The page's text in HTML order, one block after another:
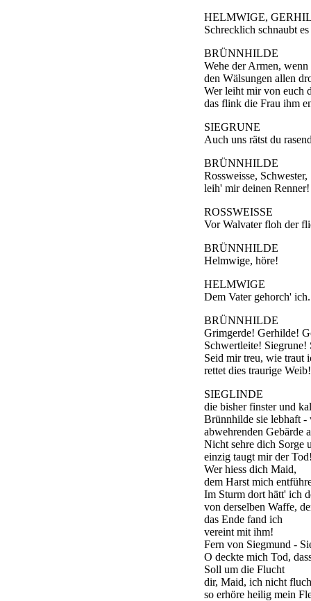
HELMWIGE,
Schrecklich schnaubt
BRÜNNHILDE
Wehe der Armen,
den Wälsungen allen
Wer leiht mir von euch
das flink die Frau ihm
SIEGRUNE
Auch uns rätst du
BRÜNNHILDE
Rossweisse, Schwester,
leih' mir deinen Renner!
ROSSWEISSE
Vor Walvater floh der
BRÜNNHILDE
Helmwige, höre!
HELMWIGE
Dem Vater gehorch' ich.
BRÜNNHILDE
Grimgerde! Gerhilde!
Schwertleite! Siegrune!
Seid mir treu, wie traut
rettet dies traurige Weib!
SIEGLINDE
die bisher finster und
Brünnhilde sie lebhaft -
abwehrenden Gebärde
Nicht sehre dich Sorge
einzig taugt mir der
Wer hiess dich Maid,
dem Harst mich
Im Sturm dort hätt' ich
von derselben Waffe,
das Ende fand ich
vereint mit ihm!
Fern von Siegmund -
O deckte mich Tod,
Soll um die Flucht
dir, Maid, ich nicht
so erhöre heilig mein